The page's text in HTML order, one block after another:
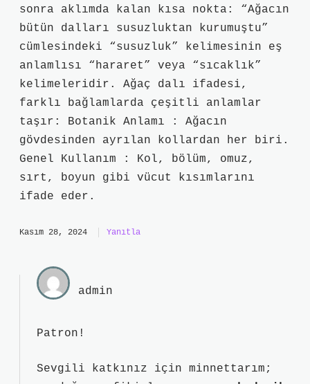
sonra aklımda kalan kısa nokta: “Ağacın
bütün dalları susuzluktan kurumuştu”
cümlesindeki “susuzluk” kelimesinin eş
anlamlısı “hararet” veya “sıcaklık”
kelimeleridir. Ağaç dalı ifadesi,
farklı bağlamlarda çeşitli anlamlar
taşır: Botanik Anlamı : Ağacın
gövdesinden ayrılan kollardan her biri.
Genel Kullanım : Kol, bölüm, omuz,
sırt, boyun gibi vücut kısımlarını
ifade eder.
Kasım 28, 2024 Yanıtla
admin
Patron!
Sevgili katkınız için minnettarım;